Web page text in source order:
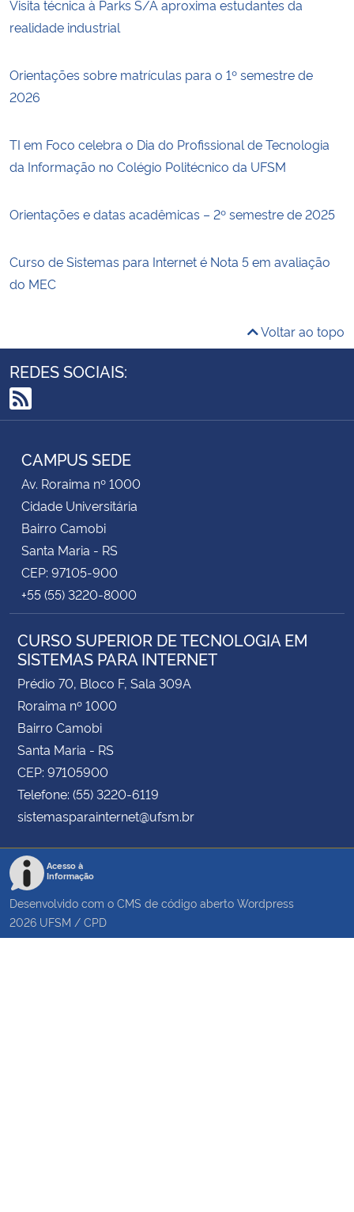
Visita técnica à Parks S/A aproxima estudantes da
realidade industrial
Orientações sobre matrículas para o 1º semestre de
2026
TI em Foco celebra o Dia do Profissional de Tecnologia
da Informação no Colégio Politécnico da UFSM
Orientações e datas acadêmicas – 2º semestre de 2025
Curso de Sistemas para Internet é Nota 5 em avaliação
do MEC
Voltar ao topo
REDES SOCIAIS:
RSS
CAMPUS SEDE
Av. Roraima nº 1000
Cidade Universitária
Bairro Camobi
Santa Maria - RS
CEP: 97105-900
+55 (55) 3220-8000
CURSO SUPERIOR DE TECNOLOGIA EM
SISTEMAS PARA INTERNET
Prédio 70, Bloco F, Sala 309A
Roraima nº 1000
Bairro Camobi
Santa Maria - RS
CEP: 97105900
Telefone: (55) 3220-6119
sistemasparainternet@ufsm.br
Acesso à
Informação
Desenvolvido com o CMS de código aberto Wordpress
2026 UFSM / CPD